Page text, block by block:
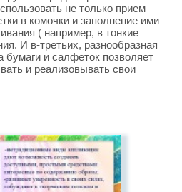
не только прием
в комочки и заполнение ими
( например, в тонкие
И в-третьих, разнообразная
бумаги и салфеток позволяет
и реализовывать свои